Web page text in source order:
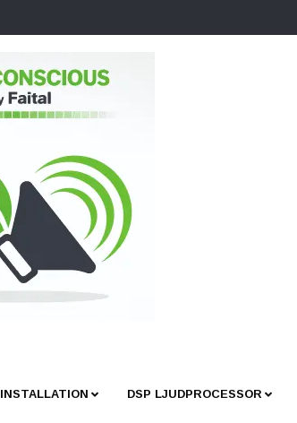
INSTALLATION DSP LJUDPROCESSOR